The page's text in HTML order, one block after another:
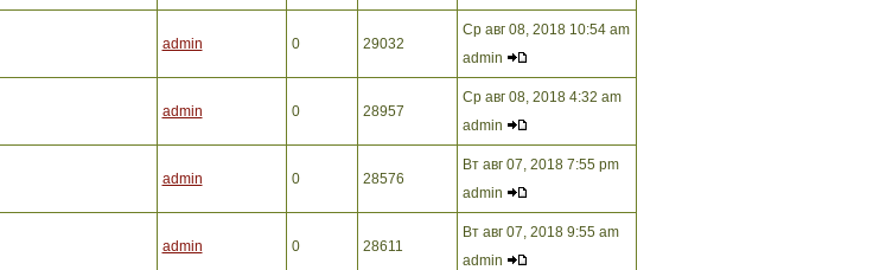
admin 0 29032
Ср авг 08, 2018 10:54 am
admin
admin 0 28957
Ср авг 08, 2018 4:32 am
admin
admin 0 28576
Вт авг 07, 2018 7:55 pm
admin
admin 0 28611
Вт авг 07, 2018 9:55 am
admin